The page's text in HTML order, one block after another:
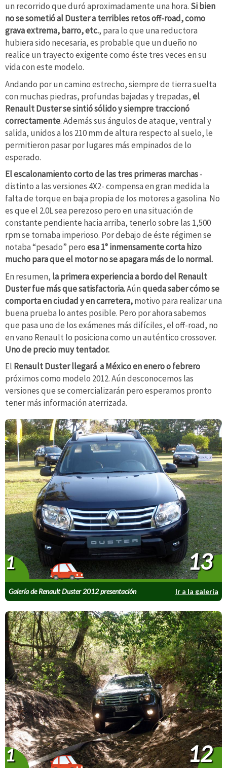
un recorrido que duró aproximadamente una hora. Si bien
no se sometió al Duster a terribles retos off-road, como
grava extrema, barro, etc., para lo que una reductora
hubiera sido necesaria, es probable que un dueño no
realice un trayecto exigente como éste tres veces en su
vida con este modelo.
Andando por un camino estrecho, siempre de tierra suelta
con muchas piedras, profundas bajadas y trepadas,el
Renault Duster se sintió sólido y siempre traccionó
correctamente. Además sus ángulos de ataque, ventral y
salida, unidos a los 210 mm de altura respecto al suelo, le
permitieron pasar por lugares más empinados de lo
esperado.
El escalonamiento corto de las tres primeras marchas-
distinto a las versiones 4X2- compensa en gran medida la
falta de torque en baja propia de los motores a gasolina. No
es que el 2.0L sea perezoso pero en una situación de
constante pendiente hacia arriba, tenerlo sobre las 1,500
rpm se tornaba imperioso. Por debajo de éste régimen se
notaba “pesado” peroesa 1° inmensamente corta hizo
mucho para que el motor no se apagara más de lo normal.
En resumen, la primera experiencia a bordo del Renault
Duster fue más que satisfactoria.Aúnqueda saber cómo se
comporta en ciudad y en carretera,motivo para realizar una
buena prueba lo antes posible. Pero por ahora sabemos
que pasa uno de los exámenes más difíciles, el off-road, no
en vano Renault lo posiciona como un auténtico crossover.
Uno de precio muy tentador.
El Renault Duster llegará a México en enero o febrero
próximos como modelo 2012. Aún desconocemos las
versiones que se comercializarán pero esperamos pronto
tener más información aterrizada.
Galería de Renault Duster 2012 presentación
Salta
Ir a la galería
1 13
1 12